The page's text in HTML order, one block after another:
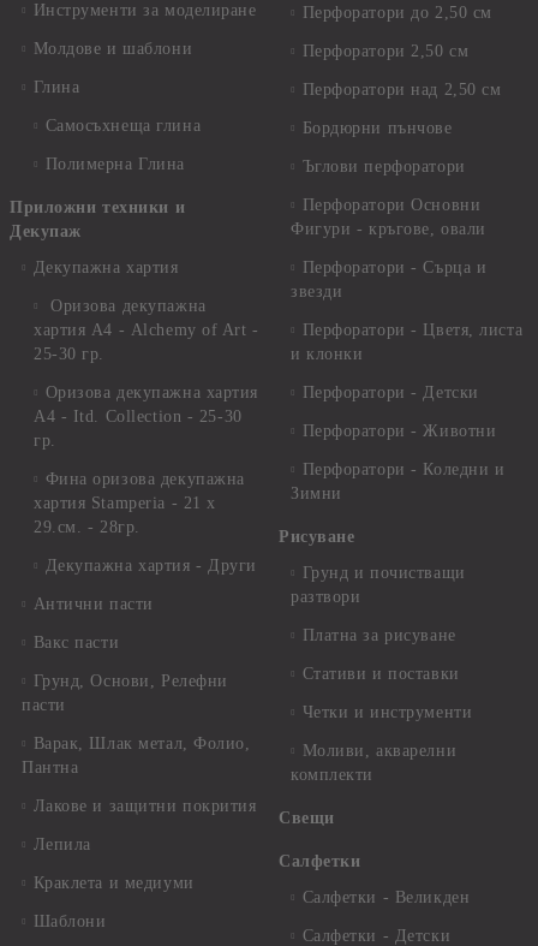
Инструменти за моделиране
Молдове и шаблони
Глина
Самосъхнеща глина
Полимерна Глина
Приложни техники и
Декупаж
Декупажна хартия
Оризова декупажна
хартия А4 - Alchemy of Art -
25-30 гр.
Оризова декупажна хартия
А4 - Itd. Collection - 25-30
гр.
Фина оризова декупажна
хартия Stamperia - 21 х
29.см. - 28гр.
Декупажна хартия - Други
Антични пасти
Вакс пасти
Грунд, Основи, Релефни
пасти
Варак, Шлак метал, Фолио,
Пантна
Лакове и защитни покрития
Лепила
Краклета и медиуми
Шаблони
Перфоратори до 2,50 см
Перфоратори 2,50 см
Перфоратори над 2,50 см
Бордюрни пънчове
Ъглови перфоратори
Перфоратори Основни
Фигури - кръгове, овали
Перфоратори - Сърца и
звезди
Перфоратори - Цветя, листа
и клонки
Перфоратори - Детски
Перфоратори - Животни
Перфоратори - Коледни и
Зимни
Рисуване
Грунд и почистващи
разтвори
Платна за рисуване
Стативи и поставки
Четки и инструменти
Моливи, акварелни
комплекти
Свещи
Салфетки
Салфетки - Великден
Салфетки - Детски